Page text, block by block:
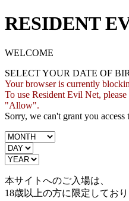
RESIDENT
WELCOME
SELECT YOUR DATE OF
Your browser is currently
To use Resident Evil Net,
"Allow".
Sorry, we can't grant you access
本サイトへのご入場は、
18歳以上の方に限定しており